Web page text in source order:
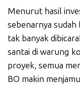
Menurut hasil
sebenarnya sudah
tak banyak
santai di warung
proyek, semua
BO makin